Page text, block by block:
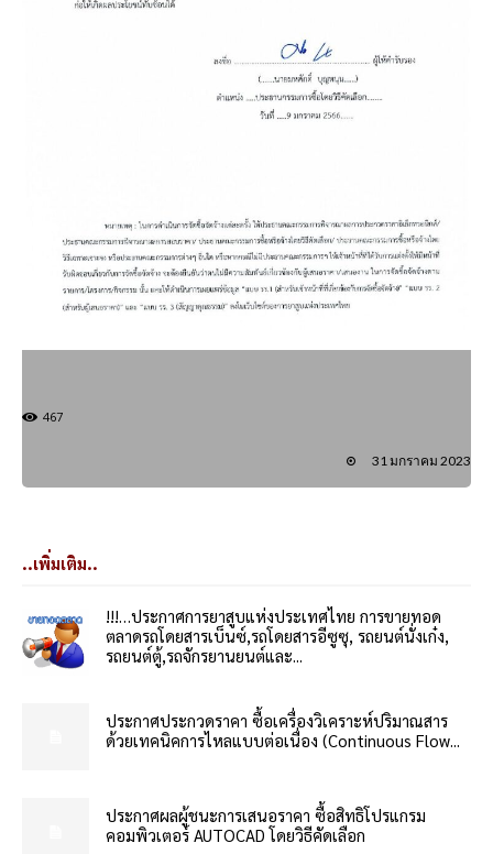
467
31 มกราคม 2023
..เพิ่มเติม..
!!!…ประกาศการยาสูบแห่งประเทศไทย การขายทอด
ตลาดรถโดยสารเบ็นซ์,รถโดยสารอีซูซุ, รถยนต์นั่งเก๋ง,
รถยนต์ตู้,รถจักรยานยนต์และ...
ประกาศประกวดราคา ซื้อเครื่องวิเคราะห์ปริมาณสาร
ด้วยเทคนิคการไหลแบบต่อเนื่อง (Continuous Flow...
ประกาศผลผู้ชนะการเสนอราคา ซื้อสิทธิโปรแกรม
คอมพิวเตอร์ AUTOCAD โดยวิธีคัดเลือก